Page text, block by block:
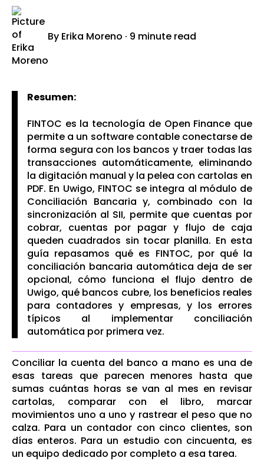
By Erika Moreno · 9 minute read
Resumen:
FINTOC es la tecnología de Open Finance que
permite a un software contable conectarse de
forma segura con los bancos y traer todas las
transacciones automáticamente, eliminando
la digitación manual y la pelea con cartolas en
PDF. En Uwigo, FINTOC se integra al módulo de
Conciliación Bancaria y, combinado con la
sincronización al SII, permite que cuentas por
cobrar, cuentas por pagar y flujo de caja
queden cuadrados sin tocar planilla. En esta
guía repasamos qué es FINTOC, por qué la
conciliación bancaria automática deja de ser
opcional, cómo funciona el flujo dentro de
Uwigo, qué bancos cubre, los beneficios reales
para contadores y empresas, y los errores
típicos al implementar conciliación
automática por primera vez.
Conciliar la cuenta del banco a mano es una de
esas tareas que parecen menores hasta que
sumas cuántas horas se van al mes en revisar
cartolas, comparar con el libro, marcar
movimientos uno a uno y rastrear el peso que no
calza. Para un contador con cinco clientes, son
días enteros. Para un estudio con cincuenta, es
un equipo dedicado por completo a esa tarea.